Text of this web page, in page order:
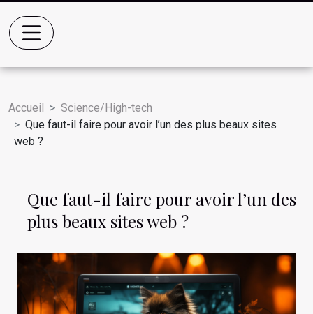
Accueil
Science/High-tech
Que faut-il faire pour avoir l’un des plus beaux sites
web ?
Que faut-il faire pour avoir l’un des
plus beaux sites web ?